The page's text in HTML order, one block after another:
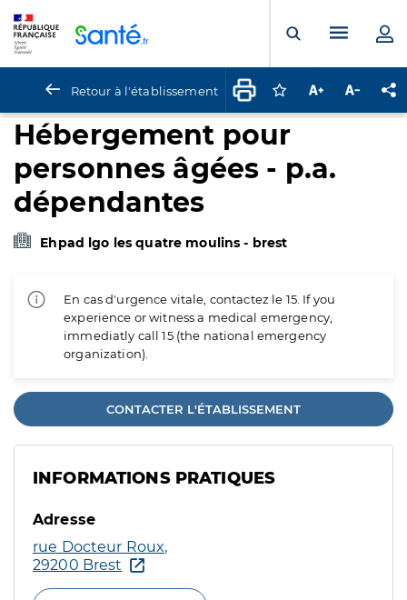
Ouvrir laMenu
Retour à l'établissement Connectez-vous
Augmenter la
Hébergement pour
personnes âgées - p.a.
dépendantes
Ehpad lgo les quatre moulins - brest
En cas d'urgence vitale, contactez le 15. If you
experience or witness a medical emergency,
immediatly call 15 (the national emergency
organization).
CONTACTER L'ÉTABLISSEMENT
INFORMATIONS PRATIQUES
Adresse
rue Docteur Roux,
29200 Brest